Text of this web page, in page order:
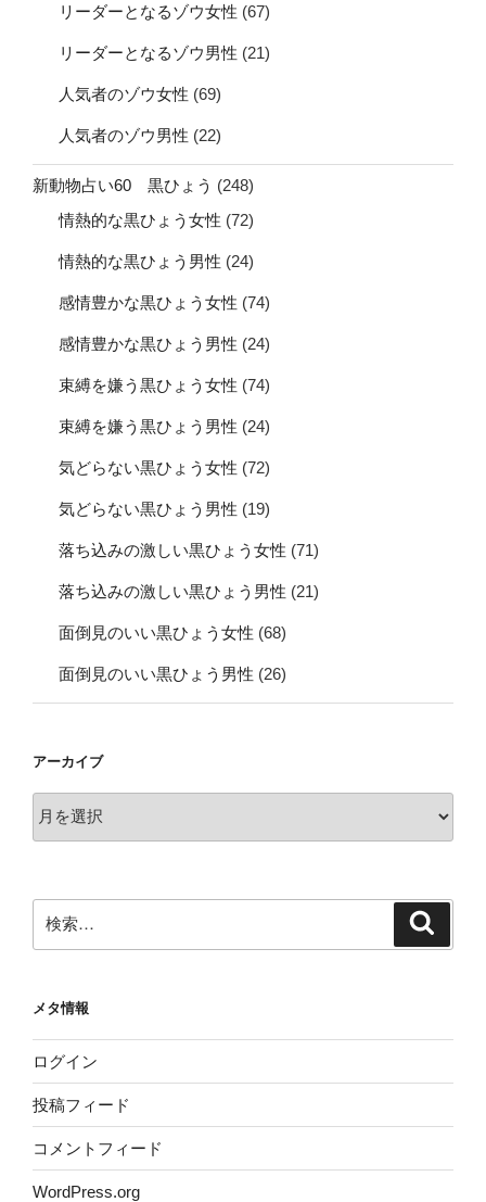
リーダーとなるゾウ女性 (67)
リーダーとなるゾウ男性 (21)
人気者のゾウ女性 (69)
人気者のゾウ男性 (22)
新動物占い60 黒ひょう (248)
情熱的な黒ひょう女性 (72)
情熱的な黒ひょう男性 (24)
感情豊かな黒ひょう女性 (74)
感情豊かな黒ひょう男性 (24)
束縛を嫌う黒ひょう女性 (74)
束縛を嫌う黒ひょう男性 (24)
気どらない黒ひょう女性 (72)
気どらない黒ひょう男性 (19)
落ち込みの激しい黒ひょう女性 (71)
落ち込みの激しい黒ひょう男性 (21)
面倒見のいい黒ひょう女性 (68)
面倒見のいい黒ひょう男性 (26)
アーカイブ
ー
索:
メタ情報
ログイン
投稿フィード
コメントフィード
WordPress.org